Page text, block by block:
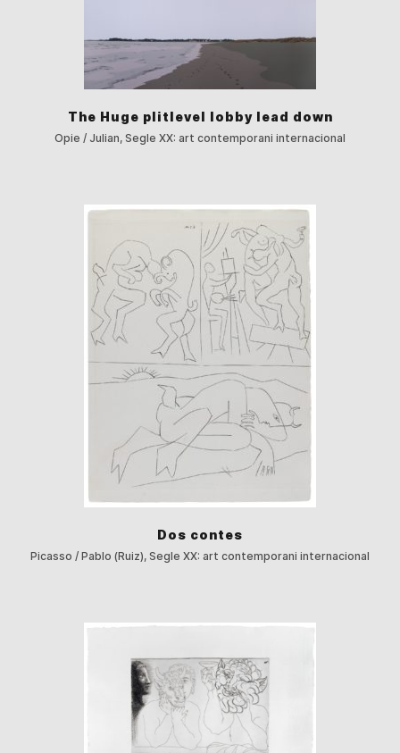
The Huge plitlevel lobby lead down
Opie / Julian, Segle XX: art contemporani internacional
Dos contes
Picasso / Pablo (Ruiz), Segle XX: art contemporani internacional